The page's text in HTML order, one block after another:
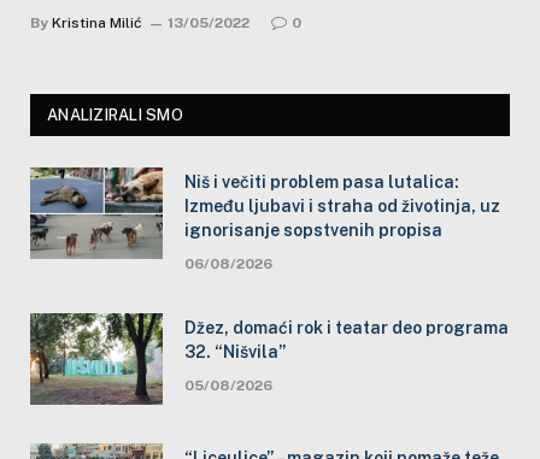
By Kristina Milić 13/05/2022 0
ANALIZIRALI SMO
Niš i večiti problem pasa lutalica:
Između ljubavi i straha od životinja, uz
ignorisanje sopstvenih propisa
06/08/2026
Džez, domaći rok i teatar deo programa
32. “Nišvila”
05/08/2026